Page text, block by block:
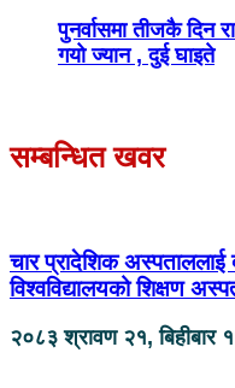
पुनर्वासमा तीजकै दिन
गयो ज्यान , दुई घाइते
सम्बन्धित खवर
चार प्रादेशिक अस्पताललाई
विश्वविद्यालयको शिक्षण
२०८३ श्रावण २१, बिहीबार